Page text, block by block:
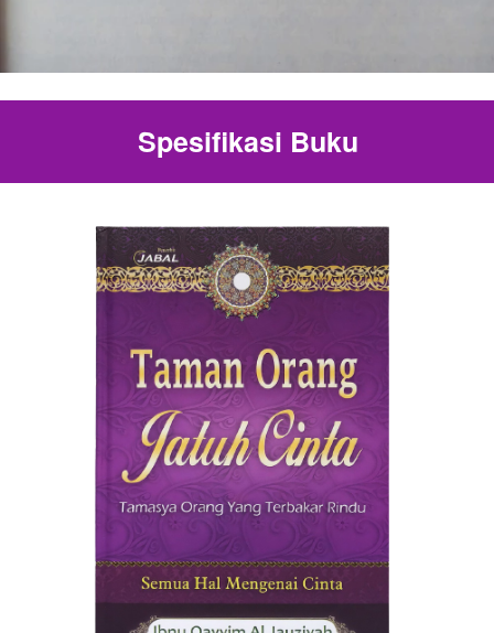
Spesifikasi Buku